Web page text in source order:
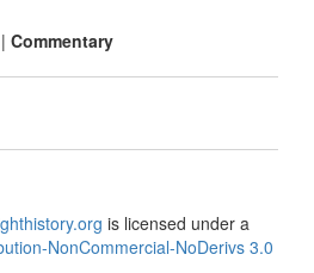
| Commentary
is licensed under a
NonCommercial-NoDerivs 3.0